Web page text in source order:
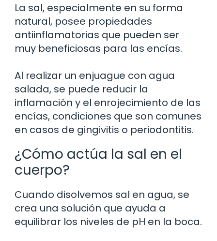
La sal, especialmente en su forma
natural, posee propiedades
antiinflamatorias que pueden ser
muy beneficiosas para las encías.
Al realizar un enjuague con agua
salada, se puede reducir la
inflamación y el enrojecimiento de las
encías, condiciones que son comunes
en casos de gingivitis o periodontitis.
¿Cómo actúa la sal en el
cuerpo?
Cuando disolvemos sal en agua, se
crea una solución que ayuda a
equilibrar los niveles de pH en la boca.